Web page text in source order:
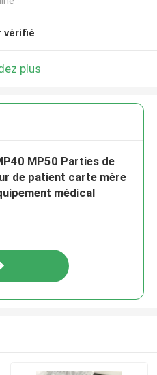
vérifié
plus
MP50 Parties de
de patient carte mère
médical